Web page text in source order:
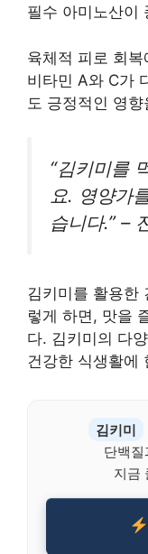
필수 아미노산이
육체적 피로 회
비타민 A와 C가
도 긍정적인 영
“김키미를
요. 영양가
습니다.” –
김키미를 활용한
렇게 하면, 맛을
다. 김키미의 다
건강한 식생활에
김키미
단백
지금